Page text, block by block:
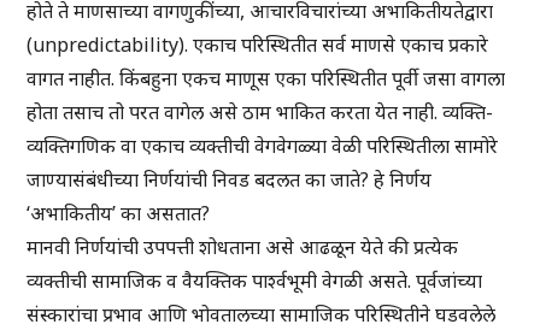
होते ते माणसाच्या वागणुकींच्या, आचारविचारांच्या अभाकितीयतेद्वारा
(unpredictability). एकाच परिस्थितीत सर्व माणसे एकाच प्रकारे
वागत नाहीत. किंबहुना एकच माणूस एका परिस्थितीत पूर्वी जसा वागला
होता तसाच तो परत वागेल असे ठाम भाकित करता येत नाही. व्यक्ति-
व्यक्तिगणिक वा एकाच व्यक्तीची वेगवेगळ्या वेळी परिस्थितीला सामोरे
जाण्यासंबंधीच्या निर्णयांची निवड बदलत का जाते? हे निर्णय
‘अभाकितीय’ का असतात?
मानवी निर्णयांची उपपत्ती शोधताना असे आढळून येते की प्रत्येक
व्यक्तीची सामाजिक व वैयक्तिक पार्श्वभूमी वेगळी असते. पूर्वजांच्या
संस्कारांचा प्रभाव आणि भोवतालच्या सामाजिक परिस्थितीने घडवलेले